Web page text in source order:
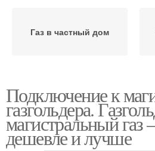
Газ в частный дом
области
Подключение к
газгольдера.
магистральный
дешевле и лучше